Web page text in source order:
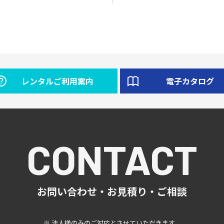
レンタルご利用案内 電子カタログ
CONTACT
お問い合わせ・お見積り・ご相談